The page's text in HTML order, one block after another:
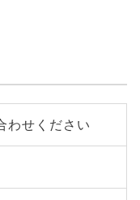
わせください